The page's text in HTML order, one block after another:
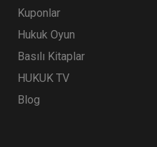
Kuponlar
Hukuk Oyun
Basılı Kitaplar
HUKUK TV
Blog